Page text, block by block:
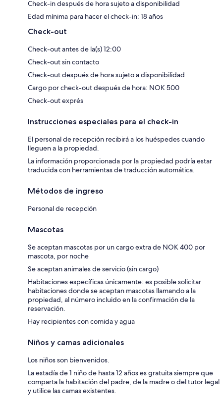
Check-in después de hora sujeto a disponibilidad
Edad mínima para hacer el check-in: 18 años
Check-out
Check-out antes de la(s) 12:00
Check-out sin contacto
Check-out después de hora sujeto a disponibilidad
Cargo por check-out después de hora: NOK 500
Check-out exprés
Instrucciones especiales para el check-in
El personal de recepción recibirá a los huéspedes cuando
lleguen a la propiedad.
La información proporcionada por la propiedad podría estar
traducida con herramientas de traducción automática.
Métodos de ingreso
Personal de recepción
Mascotas
Se aceptan mascotas por un cargo extra de NOK 400 por
mascota, por noche
Se aceptan animales de servicio (sin cargo)
Habitaciones específicas únicamente: es posible solicitar
habitaciones donde se aceptan mascotas llamando a la
propiedad, al número incluido en la confirmación de la
reservación.
Hay recipientes con comida y agua
Niños y camas adicionales
Los niños son bienvenidos.
La estadía de 1 niño de hasta 12 años es gratuita siempre que
comparta la habitación del padre, de la madre o del tutor legal
y utilice las camas existentes.